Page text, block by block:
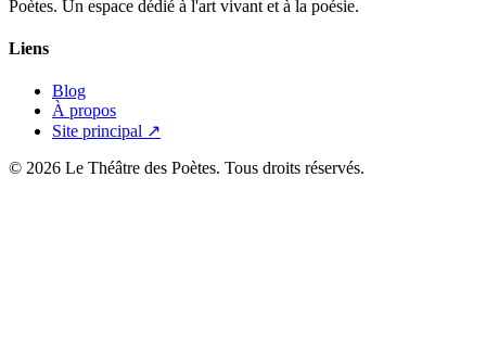
Poètes. Un espace dédié à l'art vivant et à la poésie.
Liens
Blog
À propos
Site principal ↗
© 2026 Le Théâtre des Poètes. Tous droits réservés.